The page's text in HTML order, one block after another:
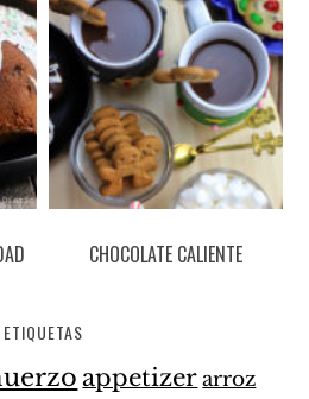
CHOCOLATE CALIENTE
ETIQUETAS
appetizer arroz